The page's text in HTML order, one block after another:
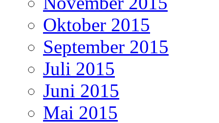
Oktober 2015
September 2015
Juli 2015
Juni 2015
Mai 2015